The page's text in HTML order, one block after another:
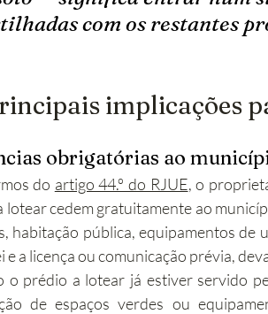
com os restantes
implicações
obrigatórias ao
do artigo 44.º do RJUE, o
lotear cedem gratuitamente ao
habitação pública, equipamentos
e a licença ou comunicação prévia,
o prédio a lotear já estiver servido
de espaços verdes ou